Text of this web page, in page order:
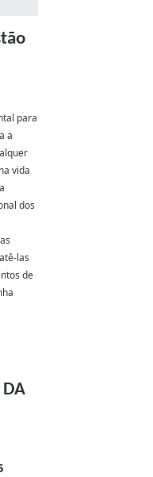
para
a
vida
dos
las
de
DA